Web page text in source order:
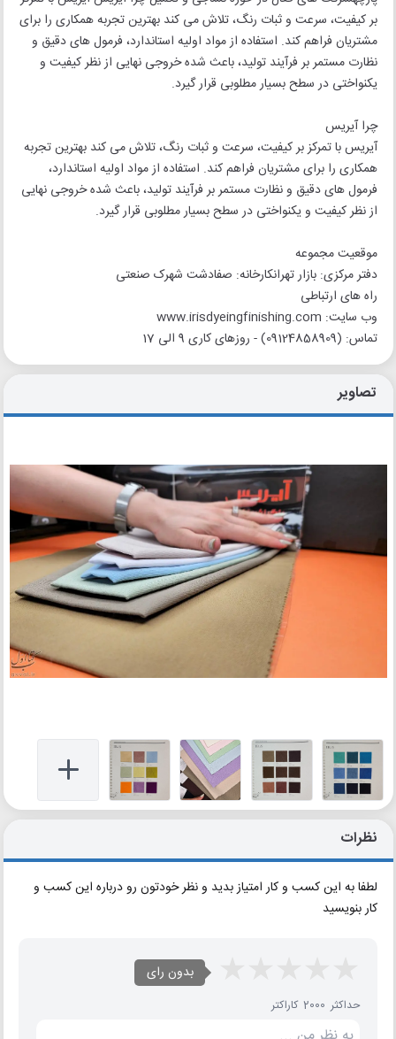
بر کیفیت، سرعت و ثبات رنگ، تلاش می کند بهترین تجربه همکاری را برای
مشتریان فراهم کند. استفاده از مواد اولیه استاندارد، فرمول های دقیق و
نظارت مستمر بر فرآیند تولید، باعث شده خروجی نهایی از نظر کیفیت و
یکنواختی در سطح بسیار مطلوبی قرار گیرد.
چرا آیریس
آیریس با تمرکز بر کیفیت، سرعت و ثبات رنگ، تلاش می کند بهترین تجربه
همکاری را برای مشتریان فراهم کند. استفاده از مواد اولیه استاندارد،
فرمول های دقیق و نظارت مستمر بر فرآیند تولید، باعث شده خروجی نهایی
از نظر کیفیت و یکنواختی در سطح بسیار مطلوبی قرار گیرد.
موقعیت مجموعه
دفتر مرکزی: بازار تهرانکارخانه: صفادشت شهرک صنعتی
راه های ارتباطی
وب سایت: www.irisdyeingfinishing.com
تماس: (09124858909) - روزهای کاری 9 الی 17
تصاویر
نظرات
لطفا به این کسب و کار امتیاز بدید و نظر خودتون رو درباره این کسب و
کار بنویسید
بدون رای
حداکثر 2000 کاراکتر